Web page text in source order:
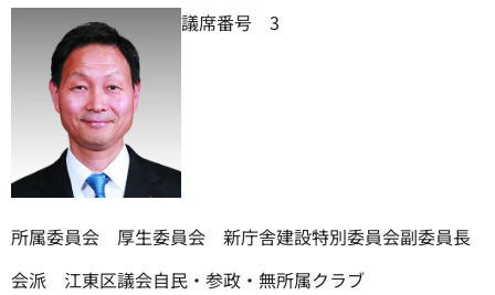
議席番号 3
所属委員会 厚生委員会 新庁舎建設特別委員会副委員長
会派 江東区議会自民・参政・無所属クラブ